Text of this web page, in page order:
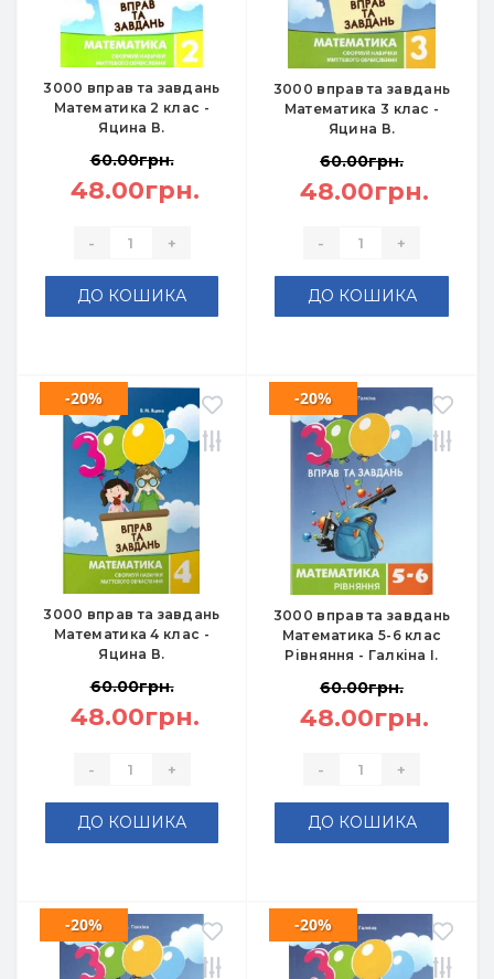
3000 вправ та завдань
Математика 2 клас -
Яцина В.
60.00грн.
48.00грн.
- +
ДО КОШИКА
3000 вправ та завдань
Математика 3 клас -
Яцина В.
60.00грн.
48.00грн.
- +
ДО КОШИКА
3000 вправ та завдань
Математика 4 клас -
Яцина В.
-20%
60.00грн.
48.00грн.
- +
ДО КОШИКА
3000 вправ та завдань
Математика 5-6 клас
Рівняння - Галкіна І.
-20%
60.00грн.
48.00грн.
- +
ДО КОШИКА
-20% -20%